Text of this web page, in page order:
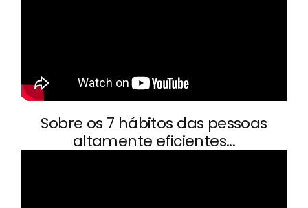
Sobre os 7 hábitos das pessoas
altamente eficientes...